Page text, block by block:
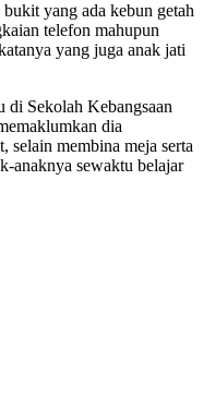
yang ada kebun getah
telefon mahupun
yang juga anak jati
di Sekolah Kebangsaan
dia
selain membina meja serta
anaknya sewaktu belajar